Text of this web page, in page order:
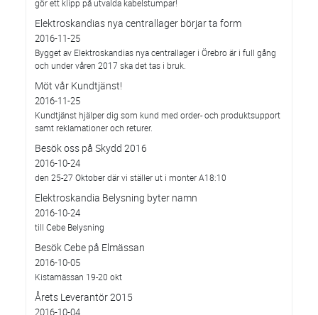
gör ett klipp på utvalda kabelstumpar!
Elektroskandias nya centrallager börjar ta form
2016-11-25
Bygget av Elektroskandias nya centrallager i Örebro är i full gång
och under våren 2017 ska det tas i bruk.
Möt vår Kundtjänst!
2016-11-25
Kundtjänst hjälper dig som kund med order- och produktsupport
samt reklamationer och returer.
Besök oss på Skydd 2016
2016-10-24
den 25-27 Oktober där vi ställer ut i monter A18:10
Elektroskandia Belysning byter namn
2016-10-24
till Cebe Belysning
Besök Cebe på Elmässan
2016-10-05
Kistamässan 19-20 okt
Årets Leverantör 2015
2016-10-04